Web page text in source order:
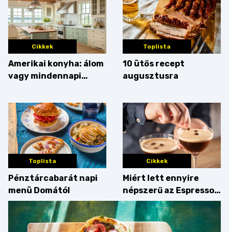
Cikkek
Amerikai konyha: álom
vagy mindennapi
az érveket
Toplista
10 ütős recept
augusztusra
Toplista
Pénztárcabarát napi
menü Domától
Cikkek
Miért lett ennyire
népszerű az Espresso
Martini – és mit
érdemes enni mellé?